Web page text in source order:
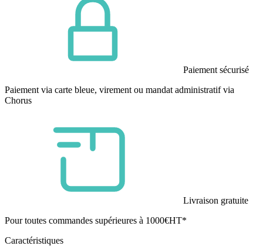
Paiement sécurisé
Paiement via carte bleue, virement ou mandat administratif via
Chorus
Livraison gratuite
Pour toutes commandes supérieures à 1000€HT*
Caractéristiques